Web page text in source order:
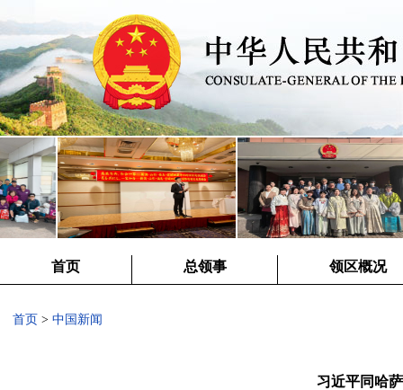
首页 总领事 领区概况
首页 > 中国新闻
习近平同哈